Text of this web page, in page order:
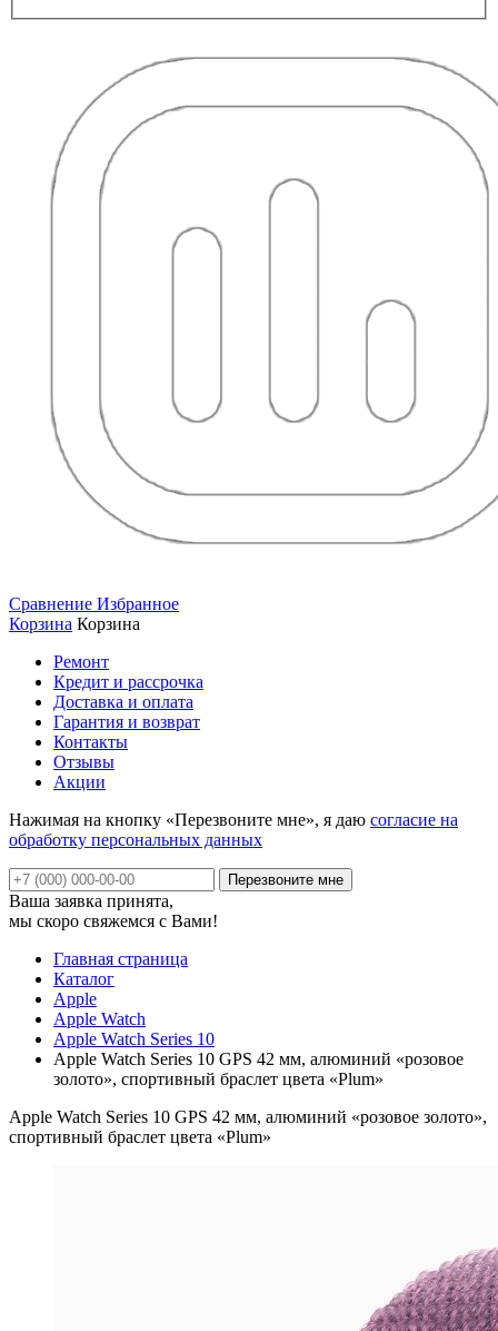
Сравнение Избранное
Корзина Корзина
Ремонт
Кредит и рассрочка
Доставка и оплата
Гарантия и возврат
Контакты
Отзывы
Акции
Нажимая на кнопку «Перезвоните мне», я даю согласие на
обработку персональных данных
Ваша заявка принята,
мы скоро свяжемся с Вами!
Главная страница
Каталог
Apple
Apple Watch
Apple Watch Series 10
Apple Watch Series 10 GPS 42 мм, алюминий «розовое
золото», спортивный браслет цвета «Plum»
Apple Watch Series 10 GPS 42 мм, алюминий «розовое золото»,
спортивный браслет цвета «Plum»